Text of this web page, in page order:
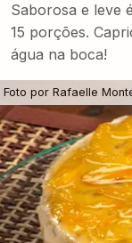
Saborosa e leve
15 porções.
água na boca!
Foto por Rafaelle